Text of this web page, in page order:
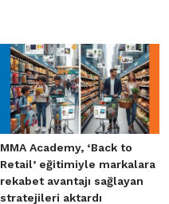
MMA Academy, ‘Back to
Retail’ eğitimiyle markalara
rekabet avantajı sağlayan
stratejileri aktardı